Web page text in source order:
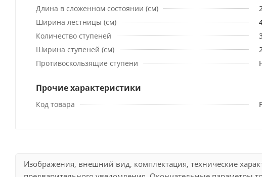
Длина в сложенном состоянии (см)
Ширина лестницы (см)
Количество ступеней
Ширина ступеней (см)
Противоскользящие ступени
Прочие характеристики
Код товара
Изображения, внешний вид, комплектация, технические